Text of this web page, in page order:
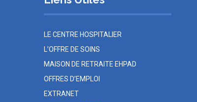
LE CENTRE HOSPITALIER
L’OFFRE DE SOINS
MAISON DE RETRAITE EHPAD
OFFRES D’EMPLOI
EXTRANET